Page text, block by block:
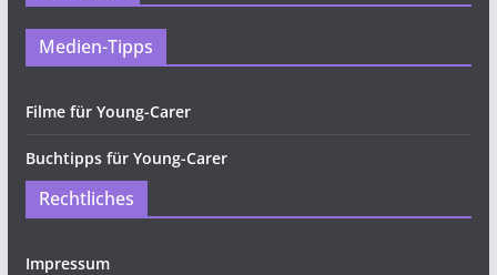
Medien-Tipps
Filme für Young-Carer
Buchtipps für Young-Carer
Rechtliches
Impressum